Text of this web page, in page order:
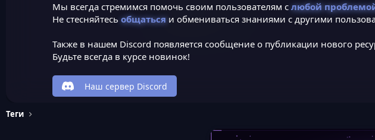
Мы всегда стремимся помочь своим пользователям с любой
Не стесняйтесь общатьсяи обмениваться знаниями с другими
Также в нашем Discord появляется сообщение о публикации нового
Будьте всегда в курсе новинок!
Наш сервер Discord
Теги